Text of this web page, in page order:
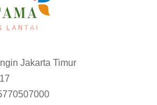
Jakarta Timur